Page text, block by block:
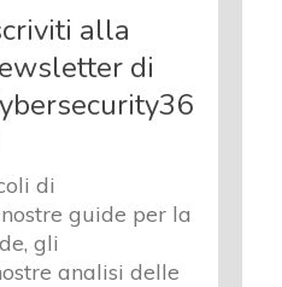
alla
di
di
guide per la
gli
analisi delle